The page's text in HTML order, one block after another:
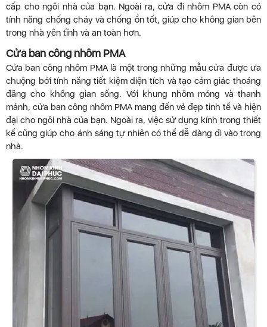
cấp cho ngôi nhà của bạn. Ngoài ra, cửa đi nhôm PMA còn có
tính năng chống cháy và chống ồn tốt, giúp cho không gian bên
trong nhà yên tĩnh và an toàn hơn.
Cửa ban công nhôm PMA
Cửa ban công nhôm PMA là một trong những mẫu cửa được ưa
chuộng bởi tính năng tiết kiệm diện tích và tạo cảm giác thoáng
đãng cho không gian sống. Với khung nhôm mỏng và thanh
mảnh, cửa ban công nhôm PMA mang đến vẻ đẹp tinh tế và hiện
đại cho ngôi nhà của bạn. Ngoài ra, việc sử dụng kính trong thiết
kế cũng giúp cho ánh sáng tự nhiên có thể dễ dàng đi vào trong
nhà.